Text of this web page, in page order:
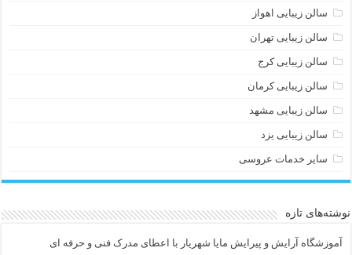
سالن زیبایی اهواز
سالن زیبایی تهران
سالن زیبایی کرج
سالن زیبایی کرمان
سالن زیبایی مشهد
سالن زیبایی یزد
سایر خدمات عروسی
نوشته‌های تازه
آموزشگاه آرایش و پیرایش مایا شهریار با اعطای مدرک فنی و حرفه ای